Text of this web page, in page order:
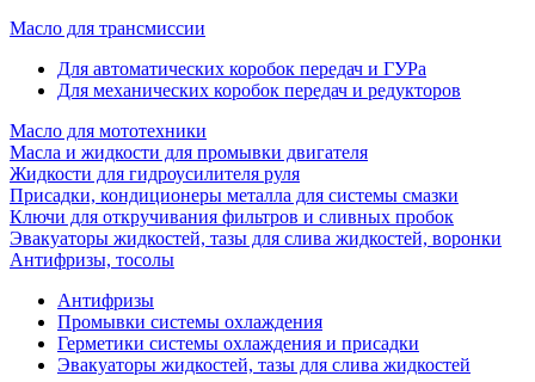
Масло для трансмиссии
Для автоматических коробок передач и ГУРа
Для механических коробок передач и редукторов
Масло для мототехники
Масла и жидкости для промывки двигателя
Жидкости для гидроусилителя руля
Присадки, кондиционеры металла для системы смазки
Ключи для откручивания фильтров и сливных пробок
Эвакуаторы жидкостей, тазы для слива жидкостей, воронки
Антифризы, тосолы
Антифризы
Промывки системы охлаждения
Герметики системы охлаждения и присадки
Эвакуаторы жидкостей, тазы для слива жидкостей